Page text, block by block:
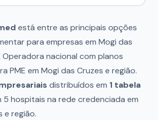
está entre as principais opções
para empresas em Mogi das
Operadora nacional com planos
PME em Mogi das Cruzes e região.
distribuídos em 1 tabela
5 hospitais na rede credenciada em
e região.